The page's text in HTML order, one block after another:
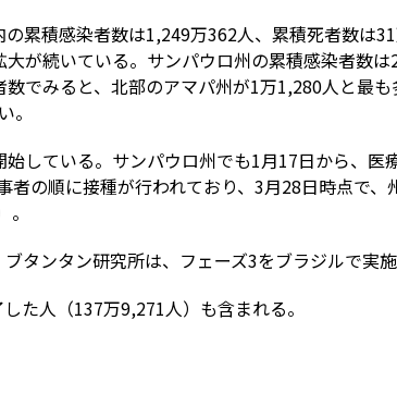
累積感染者数は1,249万362人、累積死者数は
が続いている。サンパウロ州の累積感染者数
でみると、北部のアマパ州が1万1,280人と最
。
している。サンパウロ州でも1月17日から、医
の順に接種が行われており、3月28日時点で、
タンタン研究所は、フェーズ3をブラジルで実
た人（137万9,271人）も含まれる。